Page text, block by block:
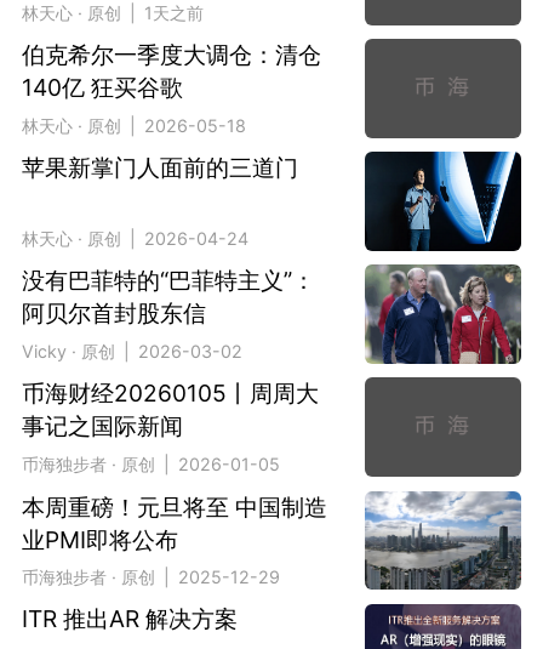
林天心 · 原创 | 1天之前
伯克希尔一季度大调仓：清仓
140亿 狂买谷歌
林天心 · 原创 | 2026-05-18
苹果新掌门人面前的三道门
林天心 · 原创 | 2026-04-24
没有巴菲特的“巴菲特主义”：
阿贝尔首封股东信
Vicky · 原创 | 2026-03-02
币海财经20260105丨周周大
事记之国际新闻
币海独步者 · 原创 | 2026-01-05
本周重磅！元旦将至 中国制造
业PMI即将公布
币海独步者 · 原创 | 2025-12-29
ITR 推出AR 解决方案